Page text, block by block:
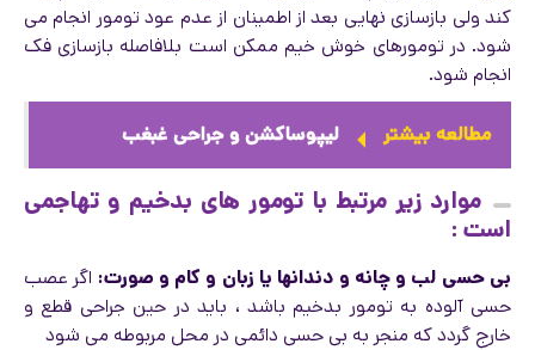
کند ولی بازسازی نهایی بعد از اطمینان از عدم عود تومور انجام می
شود. در تومورهای خوش خیم ممکن است بلافاصله بازسازی فک
انجام شود.
مطالعه بیشتر لیپوساکشن و جراحی غبغب
موارد زیر مرتبط با تومور های بدخیم و تهاجمی
است :
بی حسی لب و چانه و دندانها یا زبان و کام و صورت: اگر عصب
حسی آلوده به تومور بدخیم باشد ، باید در حین جراحی قطع و
خارج گردد که منجر به بی حسی دائمی در محل مربوطه می شود